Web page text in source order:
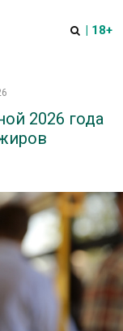
| 18+
2026 года